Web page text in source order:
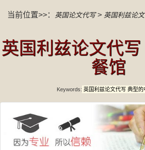
当前位置>>： 英国论文代写> 英国利兹论
英国利兹论文代
餐馆
Keywords: 英国利兹论文代写 典型的